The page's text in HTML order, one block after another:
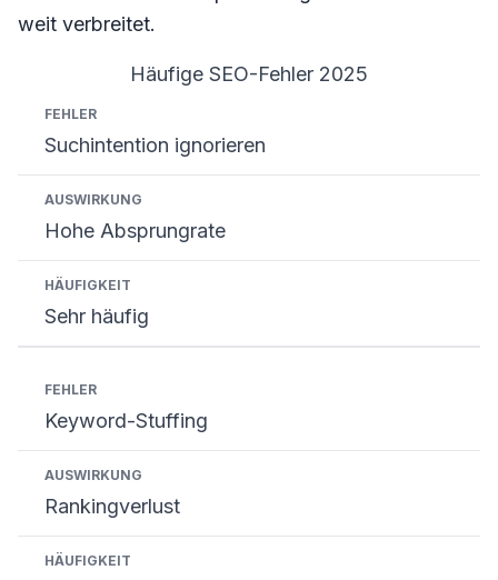
weit verbreitet.
Häufige SEO-Fehler 2025
Fehler Auswirkung
Suchintention ignorieren
Hohe Absprungrate
Sehr häufig
Keyword-Stuffing
Rankingverlust